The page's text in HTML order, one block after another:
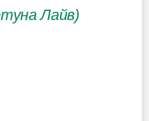
Лайв)